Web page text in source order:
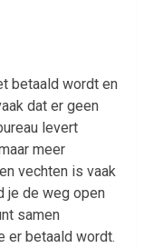
betaald wordt en
dat er geen
levert
meer
vechten is vaak
je de weg open
samen
er betaald wordt.